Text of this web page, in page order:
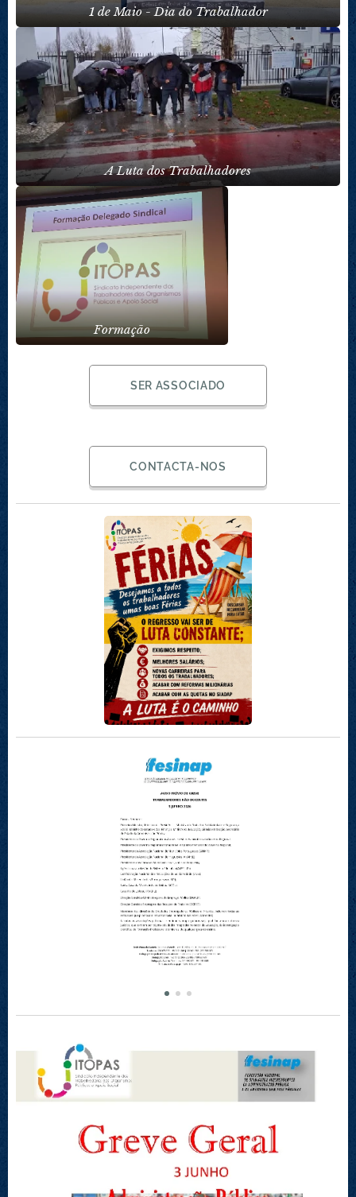
1 de Maio - Dia do Trabalhador
A Luta dos Trabalhadores
Formação
SER ASSOCIADO
CONTACTA-NOS